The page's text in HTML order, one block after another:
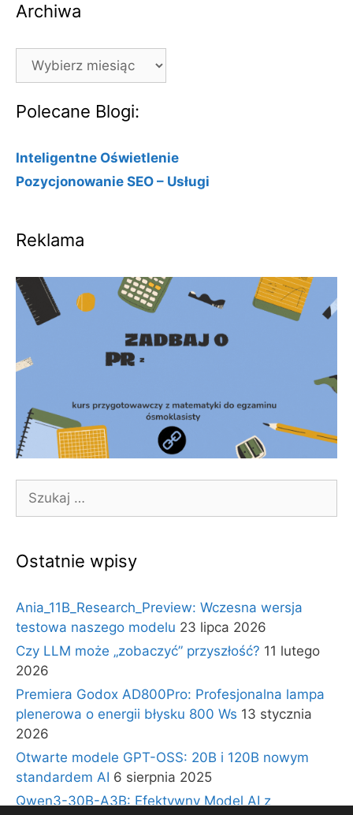
Archiwa
Archiwa
Polecane Blogi:
Inteligentne Oświetlenie
Pozycjonowanie SEO – Usługi
Reklama
Ostatnie wpisy
Ania_11B_Research_Preview: Wczesna wersja
testowa naszego modelu 23 lipca 2026
Czy LLM może „zobaczyć” przyszłość? 11 lutego
2026
Premiera Godox AD800Pro: Profesjonalna lampa
plenerowa o energii błysku 800 Ws 13 stycznia
2026
Otwarte modele GPT-OSS: 20B i 120B nowym
standardem AI 6 sierpnia 2025
Qwen3-30B-A3B: Efektywny Model AI z